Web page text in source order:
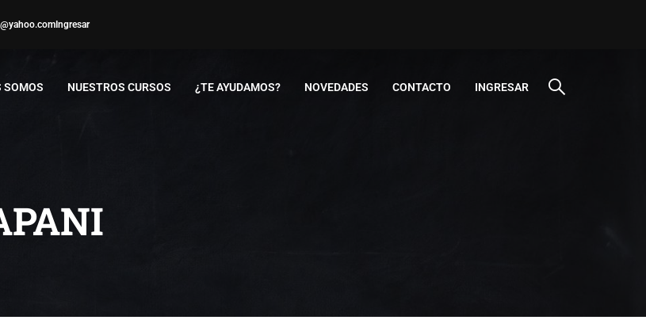
Ingresar
SOMOS NUESTROS CURSOS ¿TE AYUDAMOS? NOVEDADES CONTACTO INGRESAR